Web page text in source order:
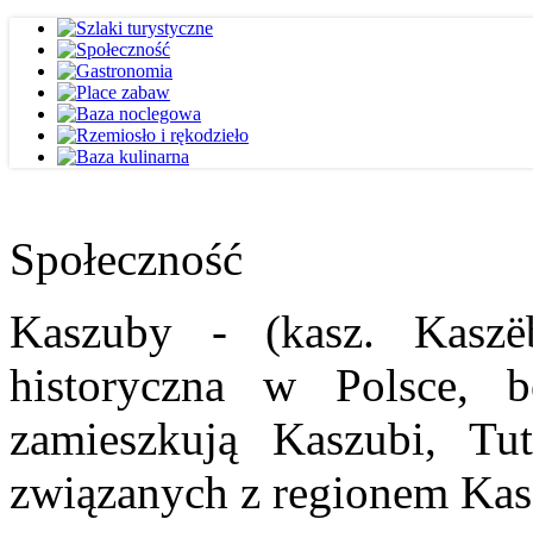
Społeczność
Kaszuby - (kasz.
historyczna w Polsce,
zamieszkują Kaszubi,
związanych z regionem